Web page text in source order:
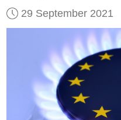
29 September 2021